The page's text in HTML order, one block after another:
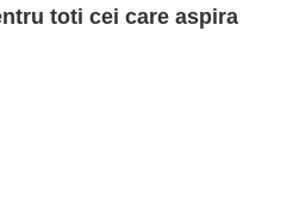
toti cei care aspira